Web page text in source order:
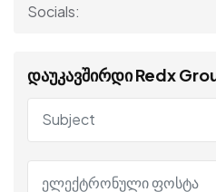
Socials:
დაუკავშირდი Redx